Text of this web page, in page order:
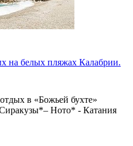
на белых пляжах Калабрии.
в «Божьей бухте»
Ното* - Катания